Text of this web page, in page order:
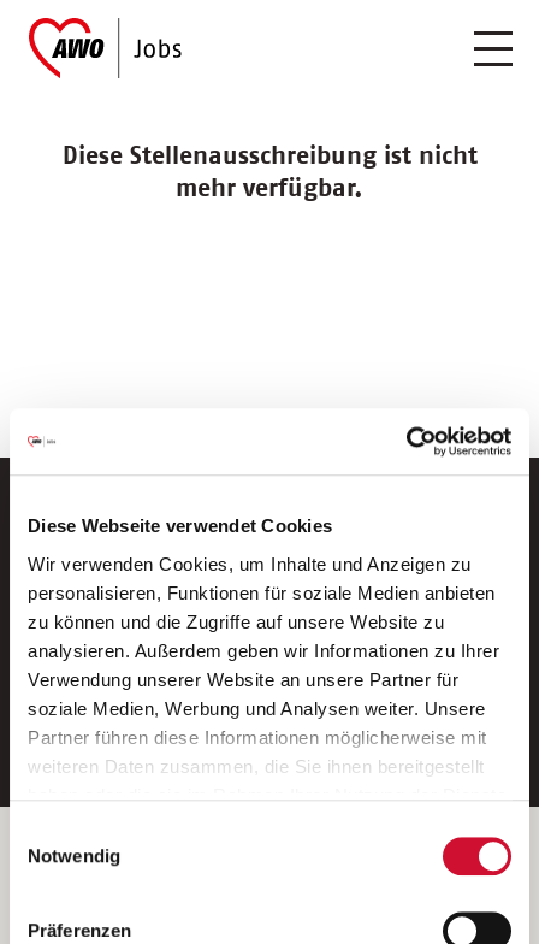
Diese Webseite verwendet Cookies
Wir verwenden Cookies, um Inhalte und Anzeigen zu
personalisieren, Funktionen für soziale Medien anbieten
zu können und die Zugriffe auf unsere Website zu
analysieren. Außerdem geben wir Informationen zu Ihrer
Verwendung unserer Website an unsere Partner für
soziale Medien, Werbung und Analysen weiter. Unsere
Partner führen diese Informationen möglicherweise mit
weiteren Daten zusammen, die Sie ihnen bereitgestellt
Wenn Sie auf „Cookies zulassen“ klicken, so stimmen
Sie der Speicherung sämtlicher Cookies zu. Sie können
Ihre Einwilligung selbstverständlich jederzeit widerrufen,
indem Sie die Cookie-Einstellungen aufrufen und diese
Notwendig
Präferenzen
Diese Stellenausschreibung ist nicht
mehr verfügbar.
Neue Stellen per E-Mail.
Ein kostenloser Service von AWO
Jobs.
E-Mail-Adresse eintragen
Betreiber der Webseite
Kantstraße 45a